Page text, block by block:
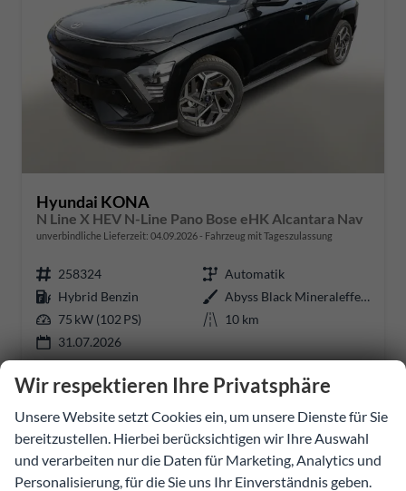
Hyundai KONA
N Line X HEV N-Line Pano Bose eHK Alcantara Nav
unverbindliche Lieferzeit: 04.09.2026 Fahrzeug mit Tageszulassung
258324
Automatik
Hybrid Benzin
Abyss Black Mineraleffekt
75 kW (102 PS)
10 km
31.07.2026
37.097,70 €
UVP:42.605,04 €
incl. 20% MwSt.
inkl. NoVA
Details
Wir respektieren Ihre Privatsphäre
Unsere Website setzt Cookies ein, um unsere Dienste für Sie
bereitzustellen. Hierbei berücksichtigen wir Ihre Auswahl
und verarbeiten nur die Daten für Marketing, Analytics und
Personalisierung, für die Sie uns Ihr Einverständnis geben.